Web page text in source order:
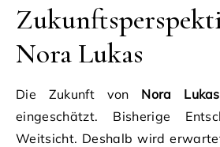
Nora Lukas
Die Zukunft von Nora Lukas
eingeschätzt. Bisherige
Weitsicht. Deshalb wird